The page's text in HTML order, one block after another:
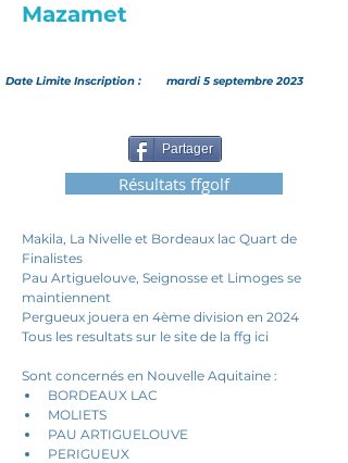
Mazamet
Date Limite Inscription : mardi 5 septembre 2023
Partager
Résultats ffgolf
Makila, La Nivelle et Bordeaux lac Quart de
Finalistes
Pau Artiguelouve, Seignosse et Limoges se
maintiennent
Pergueux jouera en 4ème division en 2024
Tous les resultats sur le site de la ffg ici
Sont concernés en Nouvelle Aquitaine :
BORDEAUX LAC
MOLIETS
PAU ARTIGUELOUVE
PERIGUEUX